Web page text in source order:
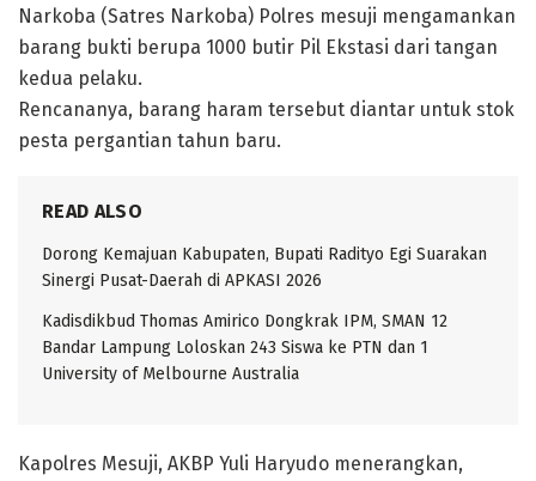
Narkoba (Satres Narkoba) Polres mesuji mengamankan
barang bukti berupa 1000 butir Pil Ekstasi dari tangan
kedua pelaku.
Rencananya, barang haram tersebut diantar untuk stok
pesta pergantian tahun baru.
READ ALSO
Dorong Kemajuan Kabupaten, Bupati Radityo Egi Suarakan
Sinergi Pusat-Daerah di APKASI 2026
Kadisdikbud Thomas Amirico Dongkrak IPM, SMAN 12
Bandar Lampung Loloskan 243 Siswa ke PTN dan 1
University of Melbourne Australia
Kapolres Mesuji, AKBP Yuli Haryudo menerangkan,